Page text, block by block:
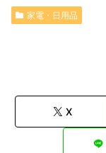
家電・日用品
X